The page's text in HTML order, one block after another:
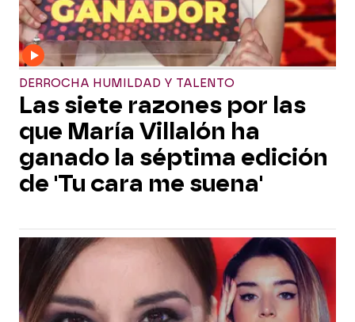
DERROCHA HUMILDAD Y TALENTO
Las siete razones por las
que María Villalón ha
ganado la séptima edición
de 'Tu cara me suena'